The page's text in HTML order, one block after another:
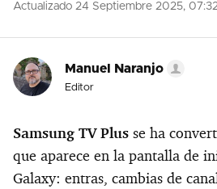
Actualizado 24 Septiembre 2025,
Manuel Naranjo
Editor
Samsung TV Plus se ha
que aparece en la pantalla de
Galaxy: entras, cambias de